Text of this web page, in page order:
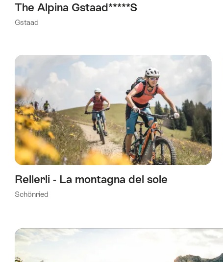
The Alpina Gstaad*****S
Gstaad
Rellerli - La montagna del sole
Schönried